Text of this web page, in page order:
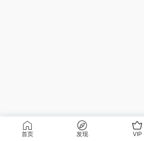
首页 发现 VIP